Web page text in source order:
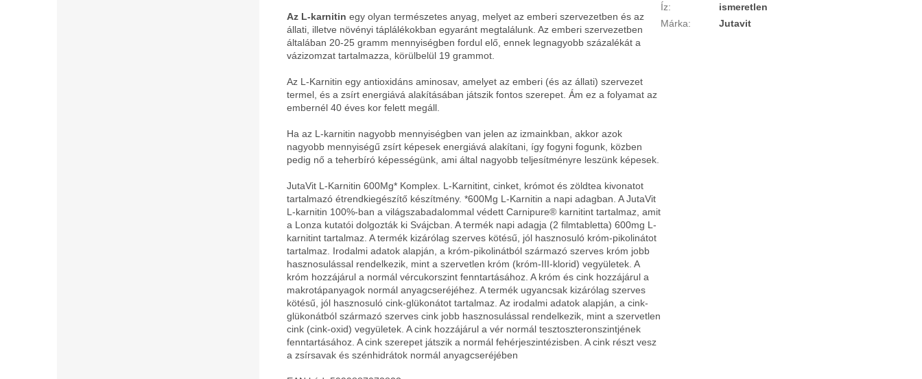
Az L-karnitin egy olyan természetes anyag, melyet az emberi szervezetben és az
állati, illetve növényi táplálékokban egyaránt megtalálunk. Az emberi szervezetben
általában 20-25 gramm mennyiségben fordul elő, ennek legnagyobb százalékát a
vázizomzat tartalmazza, körülbelül 19 grammot.
Az L-Karnitin egy antioxidáns aminosav, amelyet az emberi (és az állati) szervezet
termel, és a zsírt energiává alakításában játszik fontos szerepet. Ám ez a folyamat az
embernél 40 éves kor felett megáll.
Ha az L-karnitin nagyobb mennyiségben van jelen az izmainkban, akkor azok
nagyobb mennyiségű zsírt képesek energiává alakítani, így fogyni fogunk, közben
pedig nő a teherbíró képességünk, ami által nagyobb teljesítményre leszünk képesek.
JutaVit L-Karnitin 600Mg* Komplex. L-Karnitint, cinket, krómot és zöldtea kivonatot
tartalmazó étrendkiegészítő készítmény. *600Mg L-Karnitin a napi adagban. A JutaVit
L-karnitin 100%-ban a világszabadalommal védett Carnipure® karnitint tartalmaz, amit
a Lonza kutatói dolgozták ki Svájcban. A termék napi adagja (2 filmtabletta) 600mg L-
karnitint tartalmaz. A termék kizárólag szerves kötésű, jól hasznosuló króm-pikolinátot
tartalmaz. Irodalmi adatok alapján, a króm-pikolinátból származó szerves króm jobb
hasznosulással rendelkezik, mint a szervetlen króm (króm-III-klorid) vegyületek. A
króm hozzájárul a normál vércukorszint fenntartásához. A króm és cink hozzájárul a
makrotápanyagok normál anyagcseréjéhez. A termék ugyancsak kizárólag szerves
kötésű, jól hasznosuló cink-glükonátot tartalmaz. Az irodalmi adatok alapján, a cink-
glükonátból származó szerves cink jobb hasznosulással rendelkezik, mint a szervetlen
cink (cink-oxid) vegyületek. A cink hozzájárul a vér normál tesztoszteronszintjének
fenntartásához. A cink szerepet játszik a normál fehérjeszintézisben. A cink részt vesz
a zsírsavak és szénhidrátok normál anyagcseréjében
Íz:
ismeretlen
Márka: Jutavit